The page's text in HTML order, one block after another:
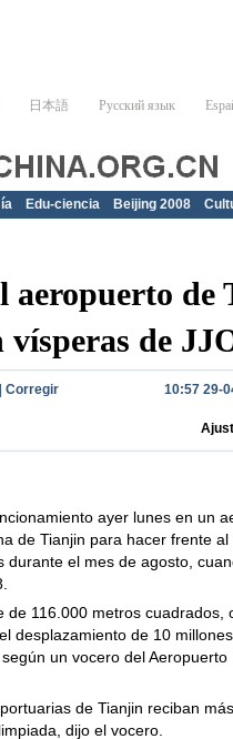
Edu-ciencia Beijing 2008
aeropuerto de
de
Corregir 10:57 29-
ayer lunes en un
de Tianjin para hacer frente al
durante el mes de agosto,
116.000 metros cuadrados,
desplazamiento de 10
un vocero del Aeropuerto
de Tianjin reciban
dijo el vocero.